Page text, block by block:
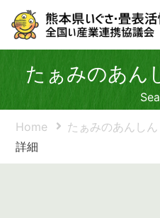
たぁみのあん
Home たぁみのあんし
詳細